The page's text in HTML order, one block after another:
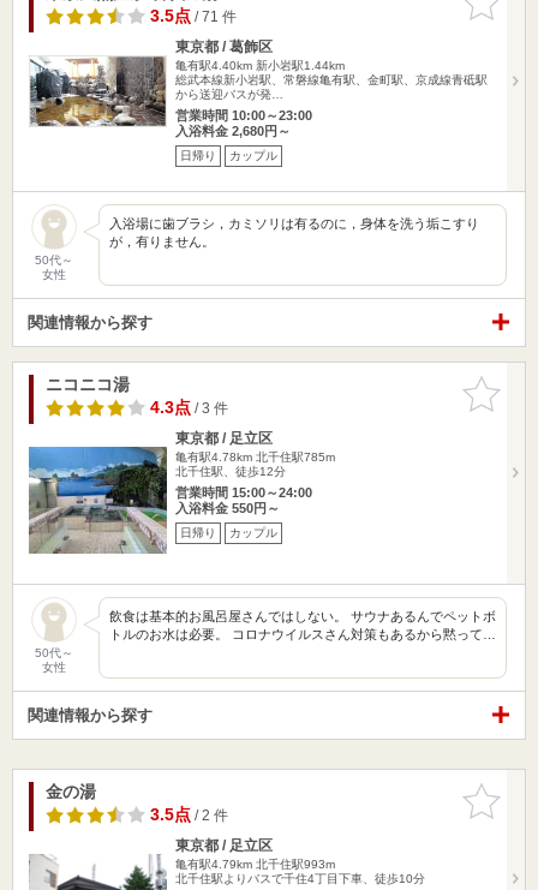
りに追加
3.5点/ 71 件
東京都 / 葛飾区
亀有駅4.40km 新小岩駅1.44km
総武本線新小岩駅、常磐線亀有駅、金町駅、京成線青砥駅
から送迎バスが発…
営業時間 10:00～23:00
入浴料金 2,680円～
日帰り カップル
50代～
女性
入浴場に歯ブラシ，カミソリは有るのに，身体を洗う垢こすり
が，有りません。
関連情報から探す
お気に入
りに追加
ニコニコ湯
4.3点/ 3 件
東京都 / 足立区
亀有駅4.78km 北千住駅785m
北千住駅、徒歩12分
営業時間 15:00～24:00
入浴料金 550円～
日帰り カップル
50代～
女性
飲食は基本的お風呂屋さんではしない。 サウナあるんでペットボ
トルのお水は必要。 コロナウイルスさん対策もあるから黙って…
関連情報から探す
お気に入
りに追加
金の湯
3.5点/ 2 件
東京都 / 足立区
亀有駅4.79km 北千住駅993m
北千住駅よりバスで千住4丁目下車、徒歩10分